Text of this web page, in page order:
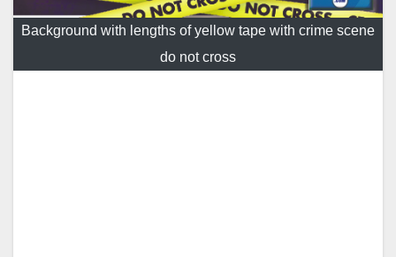
Background with lengths of yellow tape with crime scene
do not cross